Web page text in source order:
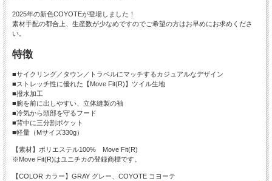
2025年の新色COYOTEが登場しました！
素材手配の都合上、生産数が少なめですのでご希望の方はお早めにお求めくださ
い。
特徴
■サイクリング／タウン／トラベルにマッチするカジュアルなデザイン
■ストレッチ性に優れた【Move Fit(R)】ツイル生地
■撥水加工
■腕を前に出しやすい、立体縫製の袖
■冷気から頭部を守るフード
■背中に三分割ポケット
■軽量（Mサイズ330g）
【素材】ポリエステル100% Move Fit(R)
※Move Fit(R)はユニチカの登録商標です。
【COLOR カラー】GRAY グレー、COYOTE コヨーテ